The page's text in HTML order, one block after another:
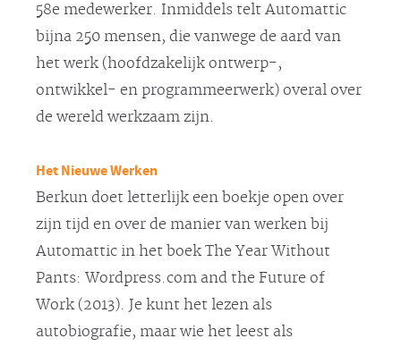
58e medewerker. Inmiddels telt Automattic
bijna 250 mensen, die vanwege de aard van
het werk (hoofdzakelijk ontwerp-,
ontwikkel- en programmeerwerk) overal over
de wereld werkzaam zijn.
Het Nieuwe Werken
Berkun doet letterlijk een boekje open over
zijn tijd en over de manier van werken bij
Automattic in het boek The Year Without
Pants: Wordpress.com and the Future of
Work (2013). Je kunt het lezen als
autobiografie, maar wie het leest als